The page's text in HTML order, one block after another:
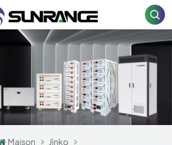
Maison
Jinko